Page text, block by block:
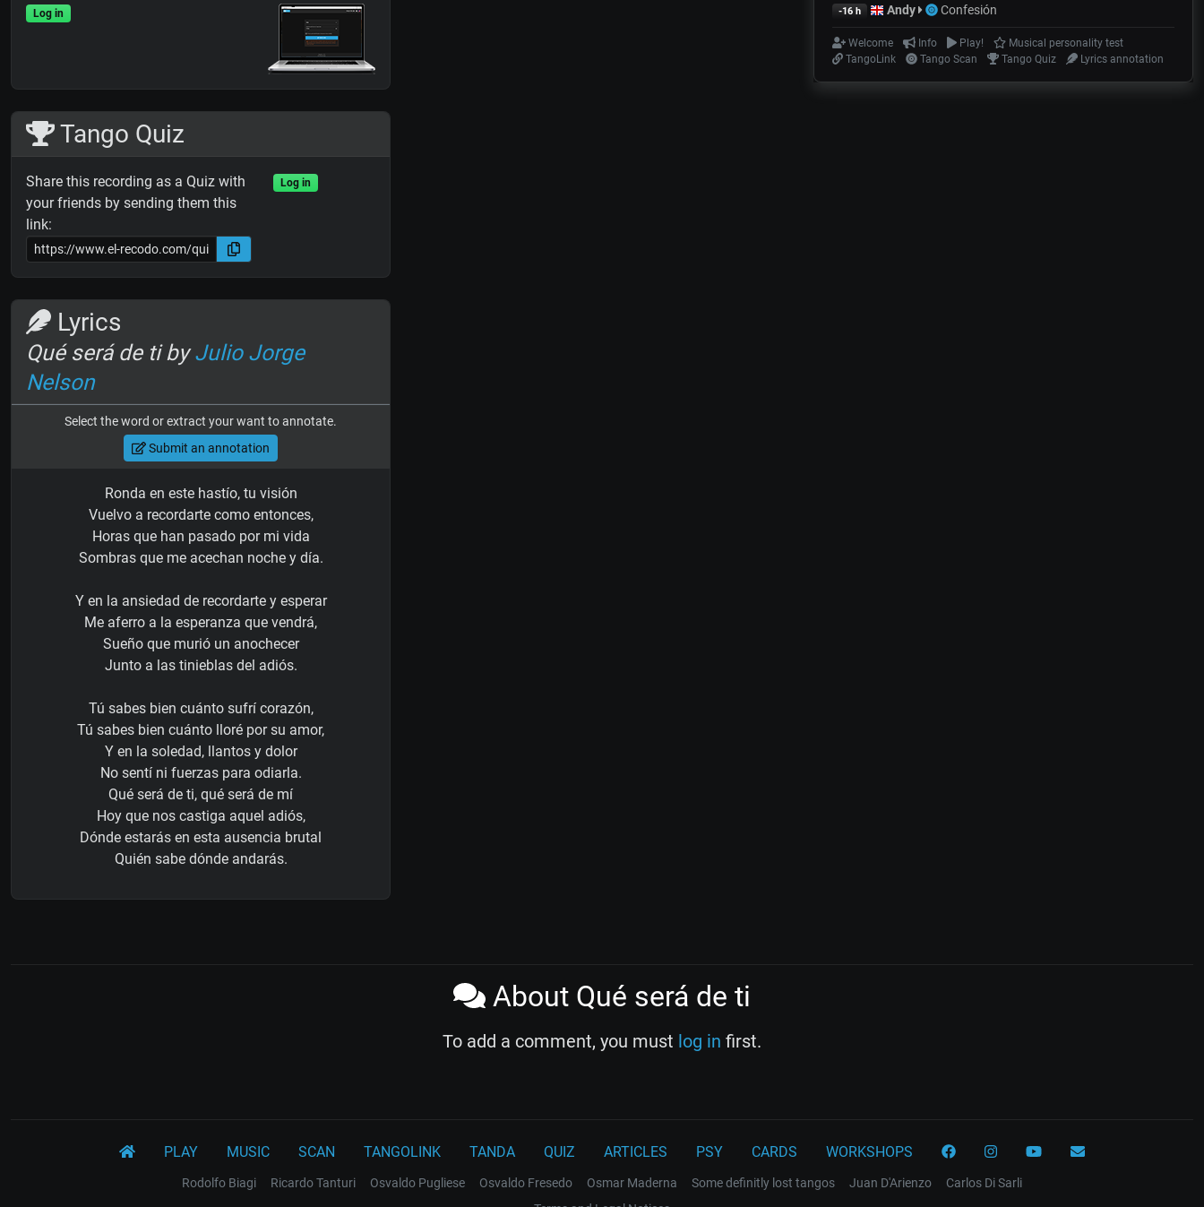
Log in
Tango Quiz
Share this recording as a Quiz with
your friends by sending them this
link:
Log in
Lyrics
Qué será de ti byJulio Jorge
Nelson
Select the word or extract your want to annotate.
Submit an annotation
Ronda en este hastío, tu visión
Vuelvo a recordarte como entonces,
Horas que han pasado por mi vida
Sombras que me acechan noche y día.
Y en la ansiedad de recordarte y esperar
Me aferro a la esperanza que vendrá,
Sueño que murió un anochecer
Junto a las tinieblas del adiós.
Tú sabes bien cuánto sufrí corazón,
Tú sabes bien cuánto lloré por su amor,
Y en la soledad, llantos y dolor
No sentí ni fuerzas para odiarla.
Qué será de ti, qué será de mí
Hoy que nos castiga aquel adiós,
Dónde estarás en esta ausencia brutal
Quién sabe dónde andarás.
-16 h Andy Confesión
Welcome Info Play!
Musical personality test
TangoLink
Tango Scan Tango Quiz Lyrics annotation
About Qué será de ti
To add a comment, you must log in first.
PLAY MUSIC SCAN TANGOLINK TANDA QUIZ ARTICLES PSY CARDS WORKSHOPS
Rodolfo Biagi Ricardo Tanturi Osvaldo Pugliese Osvaldo Fresedo Osmar Maderna Some definitly lost tangos Juan D'Arienzo
Carlos Di Sarli